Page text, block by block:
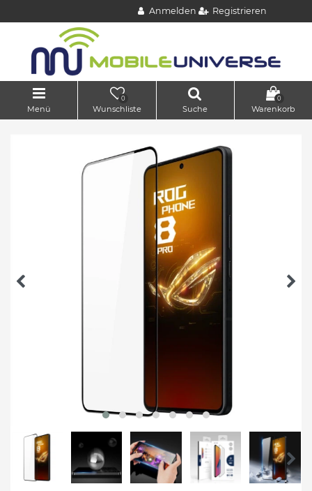
Anmelden Registrieren
Menü
0
Wunschliste Suche
0
Warenkorb